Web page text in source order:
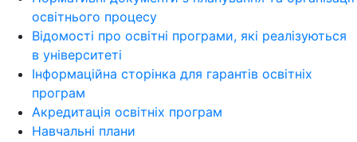
освітнього процесу
Відомості про освітні програми, які реалізуються
в університеті
Інформаційна сторінка для гарантів освітніх
програм
Акредитація освітніх програм
Навчальні плани